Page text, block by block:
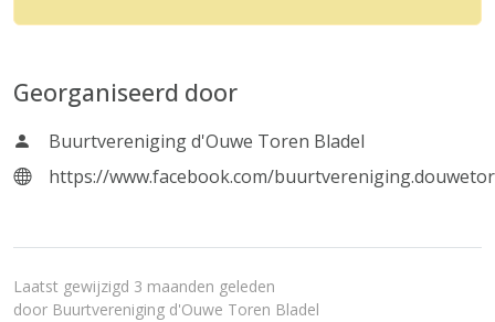
Georganiseerd door
Buurtvereniging d'Ouwe Toren Bladel
https://www.facebook.com/
Laatst gewijzigd 3 maanden geleden
door Buurtvereniging d'Ouwe Toren Bladel